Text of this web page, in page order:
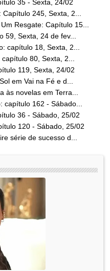
35 - Sexta, 24/02
245, Sexta, 2...
Resgate: Capítulo 15...
59, Sexta, 24 de fev...
capítulo 18, Sexta, 2...
80, Sexta, 2...
119, Sexta, 24/02
em Vai na Fé e d...
às novelas em Terra...
162 - Sábado...
36 - Sábado, 25/02
120 - Sábado, 25/02
série de sucesso d...